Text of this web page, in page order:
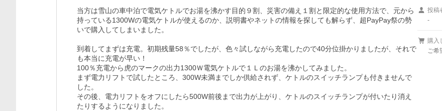
当方は雪山の車中泊で電気ケトルでお湯を沸かす目的９割、災害の備え１割と限定的な使用方法で、元から
持っている1300Wの電気ケトルが使えるのか、説明書やネットの情報を探しても解らず、超PayPay祭の勢
いで購入してしまいました。
到着してまずは充電。初期残量58％でしたが、色々試しながら充電したので40分位掛かりましたが、それで
も本当に充電が早い！
100％充電から虎のマークの出力1300Ｗ電気ケトルで１Ｌのお湯を沸かしてみました。
まず電力リフトで試したところ、300W未満までしか供給されず、ケトルのスイッチランプも付きませんで
した。
その後、電力リフトをオフにしたら500W前後まで出力が上がり、ケトルのスイッチランプが付いたり消え
たりするようになりました。
投稿
-
購入
ご希